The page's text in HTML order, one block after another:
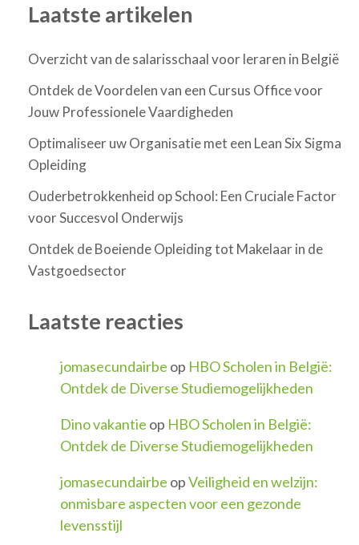
Laatste artikelen
Overzicht van de salarisschaal voor leraren in België
Ontdek de Voordelen van een Cursus Office voor
Jouw Professionele Vaardigheden
Optimaliseer uw Organisatie met een Lean Six Sigma
Opleiding
Ouderbetrokkenheid op School: Een Cruciale Factor
voor Succesvol Onderwijs
Ontdek de Boeiende Opleiding tot Makelaar in de
Vastgoedsector
Laatste reacties
jomasecundairbe op HBO Scholen in België:
Ontdek de Diverse Studiemogelijkheden
Dino vakantie op HBO Scholen in België:
Ontdek de Diverse Studiemogelijkheden
jomasecundairbe opVeiligheid en welzijn:
onmisbare aspecten voor een gezonde
levensstijl